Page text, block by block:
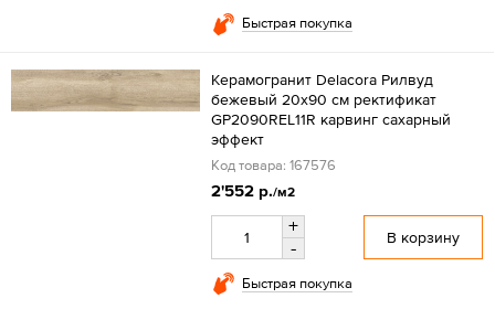
Быстрая покупка
Керамогранит Delacora Рилвуд
бежевый 20x90 см ректификат
GP2090REL11R карвинг сахарный
эффект
Код товара: 167576
2'552 р./м2
+
-
В корзину
Быстрая покупка